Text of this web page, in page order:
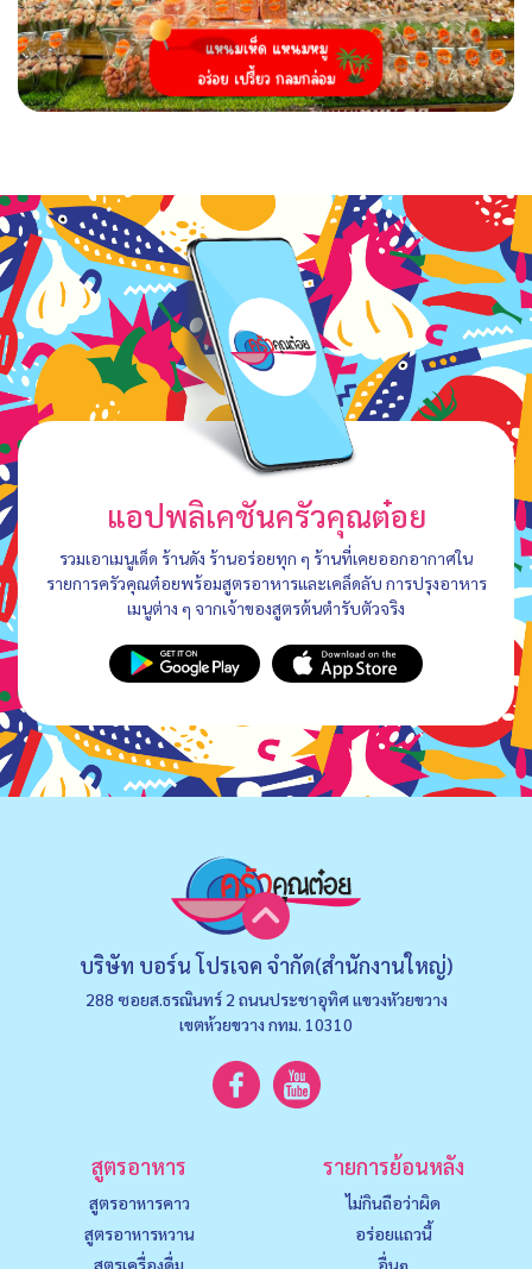
แอปพลิเคชันครัวคุณต๋อย
รวมเอาเมนูเด็ด ร้านดัง ร้านอร่อยทุก ๆ ร้านที่เคยออกอากาศใน
รายการครัวคุณต๋อยพร้อมสูตรอาหารและเคล็ดลับ การปรุงอาหาร
เมนูต่าง ๆ จากเจ้าของสูตรต้นตำรับตัวจริง
บริษัท บอร์น โปรเจค จำกัด(สำนักงานใหญ่)
288 ซอยส.ธรณินทร์ 2 ถนนประชาอุทิศ แขวงหัวยขวาง
เขตห้วยขวาง กทม. 10310
สูตรอาหาร
สูตรอาหารคาว
สูตรอาหารหวาน
สูตรเครื่องดื่ม
รายการย้อนหลัง
ไม่กินถือว่าผิด
อร่อยแถวนี้
อื่นๆ